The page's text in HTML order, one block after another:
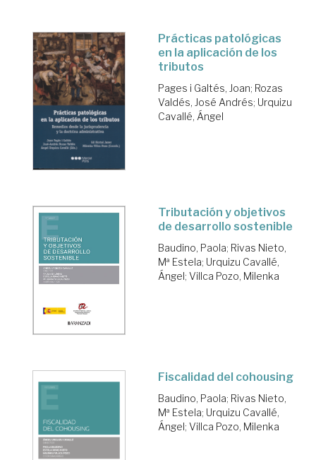
Prácticas patológicas
en la aplicación de los
tributos
Pages i Galtés, Joan; Rozas
Valdés, José Andrés; Urquizu
Cavallé, Ángel
Tributación y objetivos
de desarrollo sostenible
Baudino, Paola; Rivas Nieto,
Mª Estela; Urquizu Cavallé,
Ángel; Villca Pozo, Milenka
Fiscalidad del cohousing
Baudino, Paola; Rivas Nieto,
Mª Estela; Urquizu Cavallé,
Ángel; Villca Pozo, Milenka